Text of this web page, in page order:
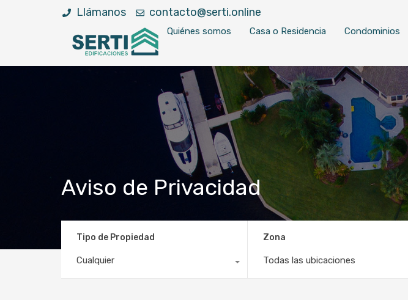
Llámanos contacto@serti.online
Quiénes somos Casa o Residencia Condominios
Aviso de Privacidad
Tipo de Propiedad
Cualquier
Zona
Todas las ubicaciones